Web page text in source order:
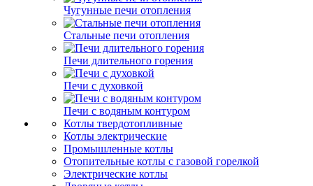
Чугунные печи отопления
Стальные печи отопления
Печи длительного горения
Печи с духовкой
Печи с водяным контуром
Котлы твердотопливные
Котлы электрические
Промышленные котлы
Отопительные котлы с газовой горелкой
Электрические котлы